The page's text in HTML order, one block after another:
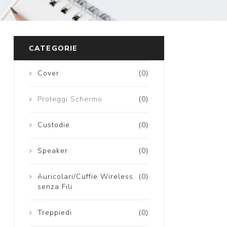
CATEGORIE
(0)
Cover
(0)
Proteggi Schermo
(0)
Custodie
(0)
Speaker
(0)
Auricolari/Cuffie Wireless
senza Fili
(0)
Treppiedi